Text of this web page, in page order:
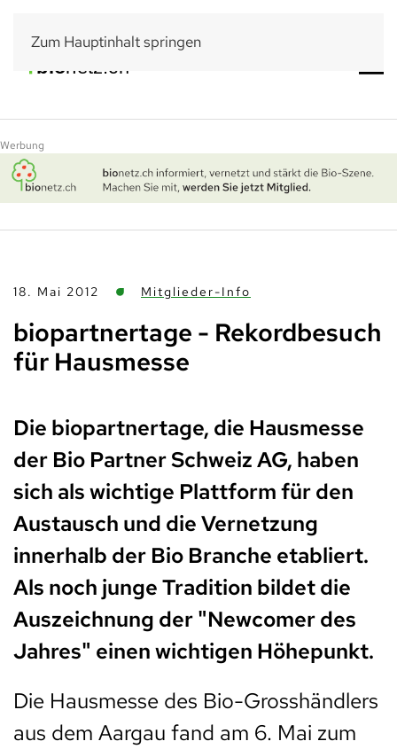
Zum Hauptinhalt springen
Werbung
18. Mai 2012 Mitglieder-Info
biopartnertage - Rekordbesuch
für Hausmesse
Die biopartnertage, die Hausmesse
der Bio Partner Schweiz AG, haben
sich als wichtige Plattform für den
Austausch und die Vernetzung
innerhalb der Bio Branche etabliert.
Als noch junge Tradition bildet die
Auszeichnung der "Newcomer des
Jahres" einen wichtigen Höhepunkt.
Die Hausmesse des Bio-Grosshändlers
aus dem Aargau fand am 6. Mai zum